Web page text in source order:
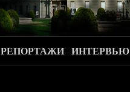
РЕПОРТАЖИ ИНТЕРВЬЮ